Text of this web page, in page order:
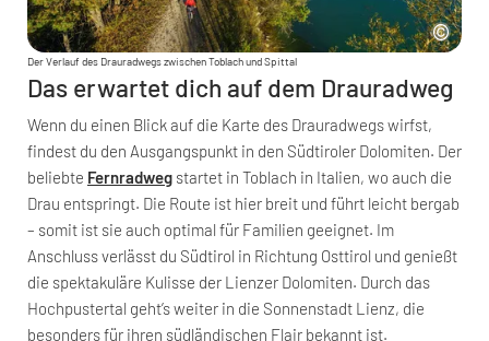
Der Verlauf des Drauradwegs zwischen Toblach und Spittal
Das erwartet dich auf dem Drauradweg
Wenn du einen Blick auf die Karte des Drauradwegs wirfst,
findest du den Ausgangspunkt in den Südtiroler Dolomiten. Der
beliebte Fernradweg startet in Toblach in Italien, wo auch die
Drau entspringt. Die Route ist hier breit und führt leicht bergab
– somit ist sie auch optimal für Familien geeignet. Im
Anschluss verlässt du Südtirol in Richtung Osttirol und genießt
die spektakuläre Kulisse der Lienzer Dolomiten. Durch das
Hochpustertal geht’s weiter in die Sonnenstadt Lienz, die
besonders für ihren südländischen Flair bekannt ist.